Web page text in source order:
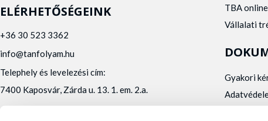
ELÉRHETŐSÉGEINK
+36 30 523 3362
info@tanfolyam.hu
Telephely és levelezési cím:
7400 Kaposvár, Zárda u. 13. 1. em. 2.a.
TBA
Vállalati
Gyakori